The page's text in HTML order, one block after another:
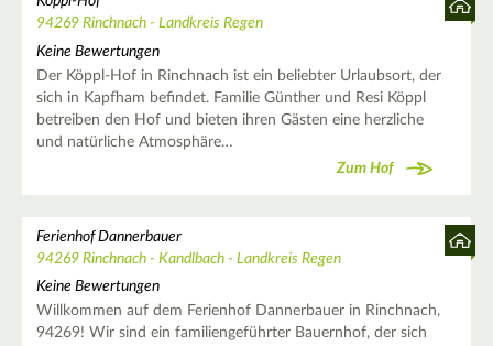
94269 Rinchnach - Landkreis Regen
Keine Bewertungen
Der Köppl-Hof in Rinchnach ist ein beliebter Urlaubsort, der
sich in Kapfham befindet. Familie Günther und Resi Köppl
betreiben den Hof und bieten ihren Gästen eine herzliche
und natürliche Atmosphäre…
Zum Hof
Ferienhof Dannerbauer
94269 Rinchnach - Kandlbach - Landkreis Regen
Keine Bewertungen
Willkommen auf dem Ferienhof Dannerbauer in Rinchnach,
94269! Wir sind ein familiengeführter Bauernhof, der sich